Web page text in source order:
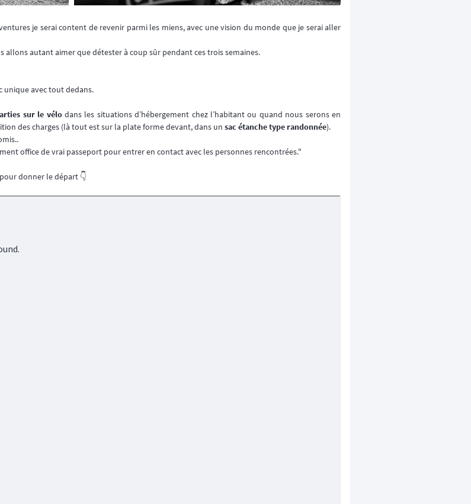
je serai content de revenir parmi les miens, avec une vision du monde que je serai aller
allons autant aimer que détester à coup sûr pendant ces trois semaines.
unique avec tout dedans.
sur le vélodans les situations d’hébergement chez l’habitant ou quand nous serons en
des charges (là tout est sur la plate forme devant, dans un sac étanche type randonnée).
office de vrai passeport pour entrer en contact avec les personnes rencontrées."
donner le départ 👇️